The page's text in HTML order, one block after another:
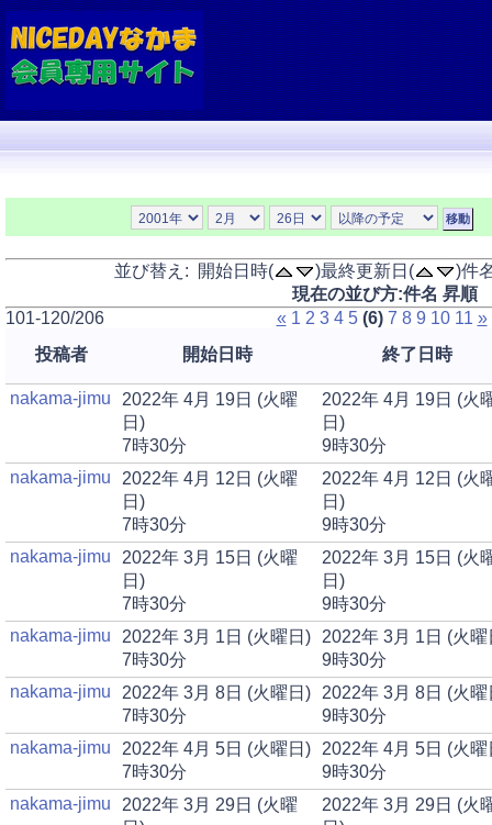
並び替え: 開始日時( )最終更新日(
)件
現在の並び方:件名 昇順
101-120/206
« 1 2 3 4 5 (6) 7 8 9 10 11 »
投稿者
開始日時 終了日時
nakama-jimu
2022年 4月 19日 (火曜
日)
7時30分
2022年 4月 19日 (火
日)
9時30分
nakama-jimu
2022年 4月 12日 (火曜
日)
7時30分
2022年 4月 12日 (火
日)
9時30分
nakama-jimu
2022年 3月 15日 (火曜
日)
7時30分
2022年 3月 15日 (火
日)
9時30分
nakama-jimu
2022年 3月 1日 (火曜日)
7時30分
2022年 3月 1日 (火曜
9時30分
nakama-jimu
2022年 3月 8日 (火曜日)
7時30分
2022年 3月 8日 (火曜
9時30分
nakama-jimu
2022年 4月 5日 (火曜日)
7時30分
2022年 4月 5日 (火曜
9時30分
nakama-jimu
2022年 3月 29日 (火曜
2022年 3月 29日 (火